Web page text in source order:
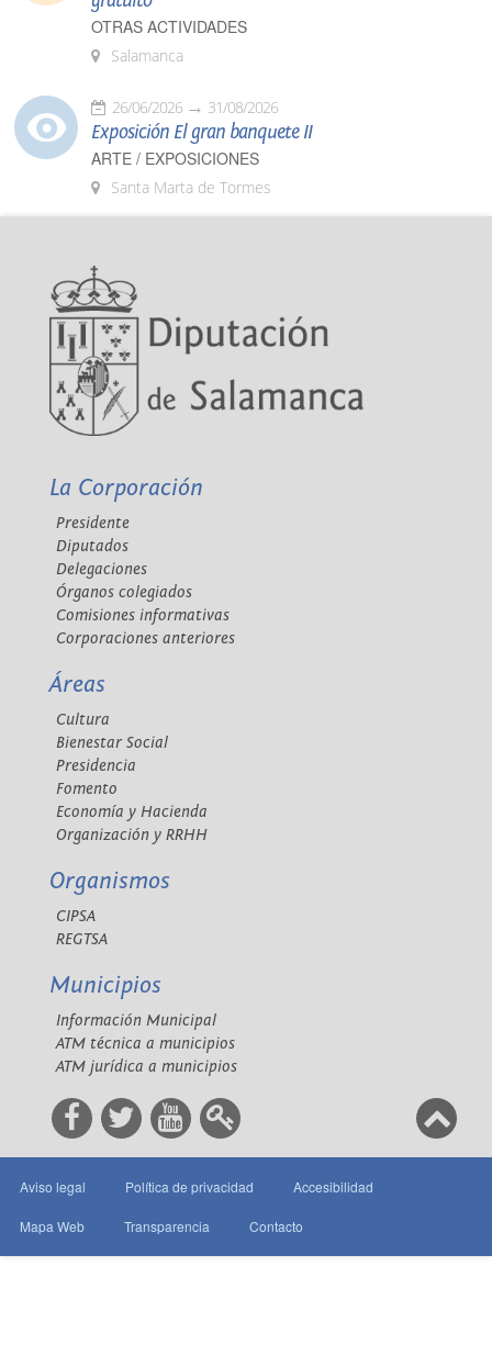
OTRAS ACTIVIDADES
Salamanca
26/06/2026 31/08/2026
Exposición El gran banquete II
ARTE / EXPOSICIONES
Santa Marta de Tormes
La Corporación
Presidente
Diputados
Delegaciones
Órganos colegiados
Comisiones informativas
Corporaciones anteriores
Áreas
Cultura
Bienestar Social
Presidencia
Fomento
Economía y Hacienda
Organización y RRHH
Organismos
CIPSA
REGTSA
Municipios
Información Municipal
ATM técnica a municipios
ATM jurídica a municipios
Aviso legal Política de privacidad Accesibilidad
Mapa Web Transparencia Contacto